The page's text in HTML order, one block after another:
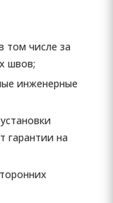
том числе за
швов;
инженерные
гарантии на